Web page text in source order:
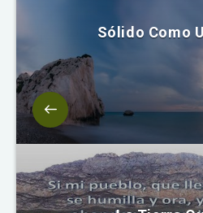
Sólido Como